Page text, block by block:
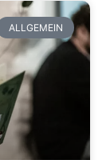
ALLGEMEIN